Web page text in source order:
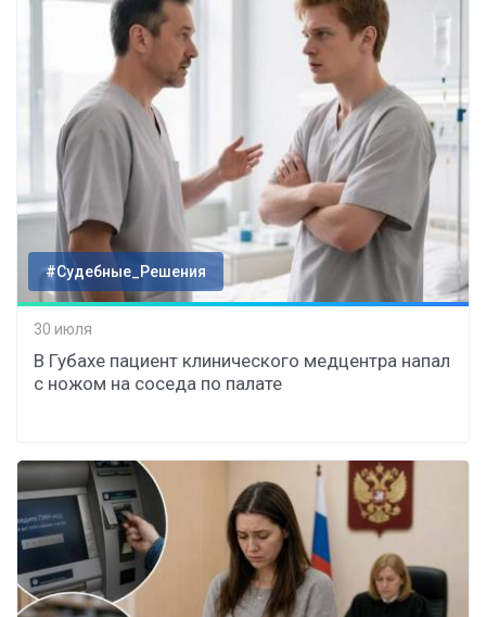
#Судебные_Решения
30 июля
В Губахе пациент клинического медцентра напал
с ножом на соседа по палате